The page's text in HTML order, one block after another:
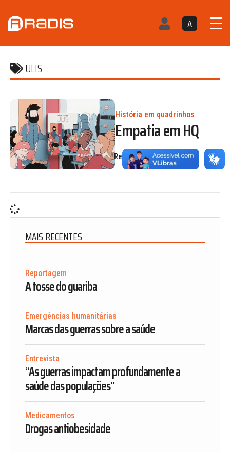
A
ULIS
História em quadrinhos
Empatia em HQ
Redação
MAIS RECENTES
Reportagem
A tosse do guariba
Emergências humanitárias
Marcas das guerras sobre a saúde
Entrevista
“As guerras impactam profundamente a
saúde das populações”
Medicamentos
Drogas antiobesidade